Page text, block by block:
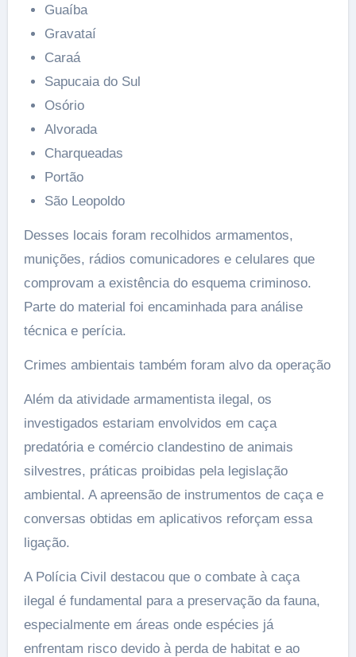
Guaíba
Gravataí
Caraá
Sapucaia do Sul
Osório
Alvorada
Charqueadas
Portão
São Leopoldo
Desses locais foram recolhidos armamentos,
munições, rádios comunicadores e celulares que
comprovam a existência do esquema criminoso.
Parte do material foi encaminhada para análise
técnica e perícia.
Crimes ambientais também foram alvo da operação
Além da atividade armamentista ilegal, os
investigados estariam envolvidos em caça
predatória e comércio clandestino de animais
silvestres, práticas proibidas pela legislação
ambiental. A apreensão de instrumentos de caça e
conversas obtidas em aplicativos reforçam essa
ligação.
A Polícia Civil destacou que o combate à caça
ilegal é fundamental para a preservação da fauna,
especialmente em áreas onde espécies já
enfrentam risco devido à perda de habitat e ao